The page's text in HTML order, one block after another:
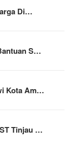
Di…
S…
Kota Am…
Tinjau …